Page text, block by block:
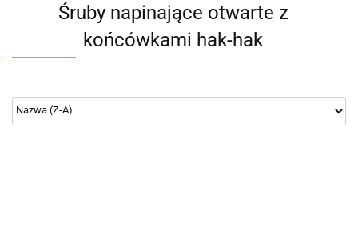
Śruby napinające otwarte z
końcówkami hak-hak